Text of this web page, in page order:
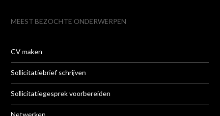
MEEST BEZOCHTE ONDERWERPEN
CV maken
Sollicitatiebrief schrijven
Sollicitatiegesprek voorbereiden
Netwerken